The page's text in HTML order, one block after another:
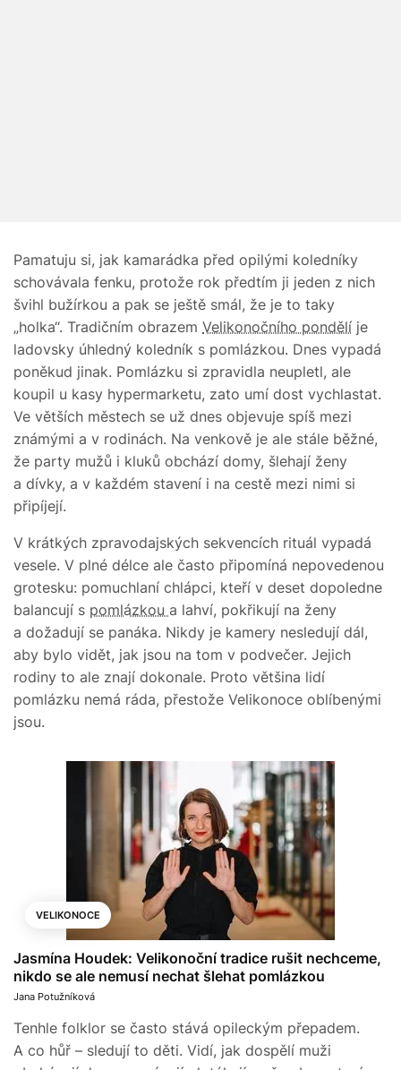
Pamatuju si, jak kamarádka před opilými koledníky
schovávala fenku, protože rok předtím ji jeden z nich
švihl bužírkou a pak se ještě smál, že je to taky
„holka“. Tradičním obrazem Velikonočního pondělí je
ladovsky úhledný koledník s pomlázkou. Dnes vypadá
poněkud jinak. Pomlázku si zpravidla neupletl, ale
koupil u kasy hypermarketu, zato umí dost vychlastat.
Ve větších městech se už dnes objevuje spíš mezi
známými a v rodinách. Na venkově je ale stále běžné,
že party mužů i kluků obchází domy, šlehají ženy
a dívky, a v každém stavení i na cestě mezi nimi si
připíjejí.
V krátkých zpravodajských sekvencích rituál vypadá
vesele. V plné délce ale často připomíná nepovedenou
grotesku: pomuchlaní chlápci, kteří v deset dopoledne
balancují s pomlázkou a lahví, pokřikují na ženy
a dožadují se panáka. Nikdy je kamery nesledují dál,
aby bylo vidět, jak jsou na tom v podvečer. Jejich
rodiny to ale znají dokonale. Proto většina lidí
pomlázku nemá ráda, přestože Velikonoce oblíbenými
jsou.
VELIKONOCE
Jasmína Houdek: Velikonoční tradice rušit nechceme,
nikdo se ale nemusí nechat šlehat pomlázkou
Jana Potužníková
Tenhle folklor se často stává opileckým přepadem.
A co hůř – sledují to děti. Vidí, jak dospělí muži